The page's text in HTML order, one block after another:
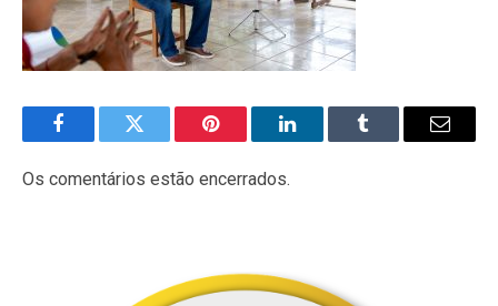
FacebookTwitter Pinterest LinkedInTumblr
E-
Os comentários estão encerrados.